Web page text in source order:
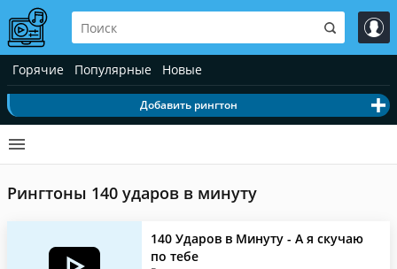
Горячие Популярные Новые
Добавить рингтон
Рингтоны 140 ударов в минуту
140 Ударов в Минуту - А я скучаю
по тебе